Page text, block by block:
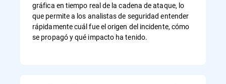
gráfica en tiempo real de la cadena de ataque, lo
que permite a los analistas de seguridad entender
rápidamente cuál fue el origen del incidente, cómo
se propagó y qué impacto ha tenido.